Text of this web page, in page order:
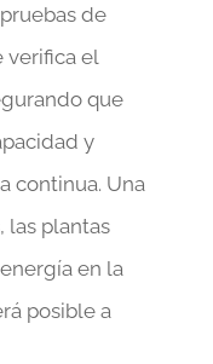
de
verifica el
que
y
continua. Una
las plantas
en la
posible a